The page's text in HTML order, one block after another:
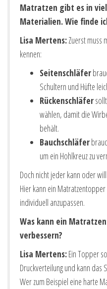
Matratzen gibt es in
Materialien. Wie finde
Lisa Mertens:Zuerst muss
kennen:
Seitenschläfer
Schultern und Hüfte
Rückenschläfer
wählen, damit die
behält.
Bauchschläfer
um ein Hohlkreuz zu
Doch nicht jeder kann oder
Hier kann ein
individuell anzupassen.
Was kann ein
verbessern?
Lisa Mertens:Ein Topper
Druckverteilung und kann das
Wer zum Beispiel eine harte